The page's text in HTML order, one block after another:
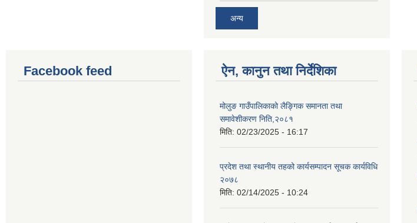
अन्य
Facebook feed ऐन, कानुन तथा निर्देशिका
मोलुङ गाउँपालिकाको लैङ्गिक समानता तथा
समावेशीकरण निति,२०८१
मिति: 02/23/2025 - 16:17
प्रदेश तथा स्थानीय तहको कार्यसम्पादन सूचक कार्यविधि
२०७८
मिति: 02/14/2025 - 10:24